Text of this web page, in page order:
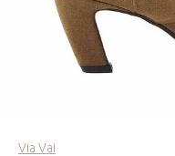
Via Vai